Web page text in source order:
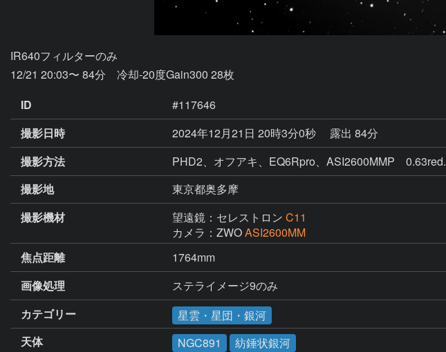
IR640フィルターのみ
ID
#117646
撮影日時
2024年12月21日 20時3分0秒
露出 84分
撮影方法
PHD2、オフアキ、EQ6Rpro、ASI2600MMP 0.63red.
撮影地
東京都奥多摩
撮影機材
望遠鏡：セレストロン C11
カメラ：ZWOASI2600MM
焦点距離
1764mm
画像処理
ステライメージ9のみ
カテゴリー
星雲・星団・銀河
天体
NGC891 紡錘状銀河